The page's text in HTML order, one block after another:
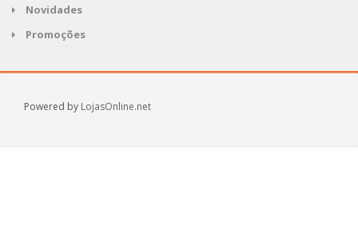
Novidades
Promoções
Powered by LojasOnline.net